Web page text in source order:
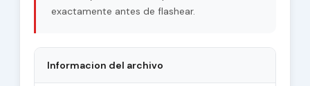
exactamente antes de flashear.
Informacion del archivo